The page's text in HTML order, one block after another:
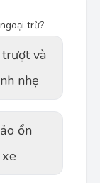
trừ?
và
nhẹ
ổn